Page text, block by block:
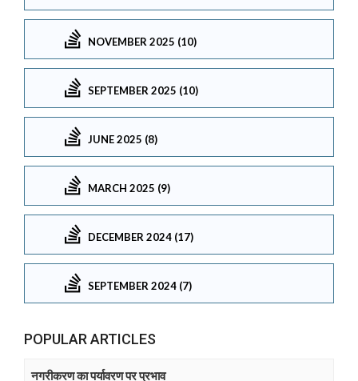
NOVEMBER 2025 (10)
SEPTEMBER 2025 (10)
JUNE 2025 (8)
MARCH 2025 (9)
DECEMBER 2024 (17)
SEPTEMBER 2024 (7)
POPULAR ARTICLES
नगरीकरण का पर्यावरण पर प्रभाव